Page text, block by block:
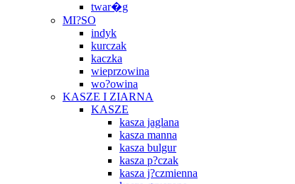
twar�g
MI?SO
indyk
kurczak
kaczka
wieprzowina
wo?owina
KASZE I ZIARNA
KASZE
kasza jaglana
kasza manna
kasza bulgur
kasza p?czak
kasza j?czmienna